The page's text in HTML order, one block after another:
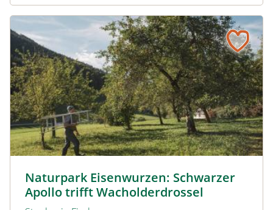
Naturpark Eisenwurzen: Schwarzer
Apollo trifft Wacholderdrossel
Naturpark Eisenwurzen: Schwarzer Apollo trifft